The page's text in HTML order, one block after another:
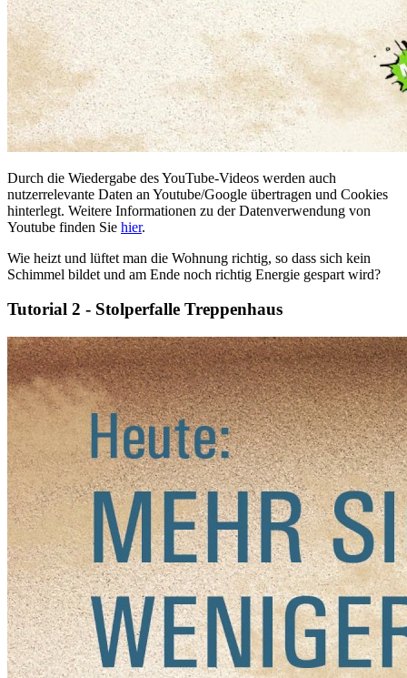
Durch die Wiedergabe des YouTube-Videos werden auch
nutzerrelevante Daten an Youtube/Google übertragen und Cookies
hinterlegt. Weitere Informationen zu der Datenverwendung von
Youtube finden Sie hier.
Wie heizt und lüftet man die Wohnung richtig, so dass sich kein
Schimmel bildet und am Ende noch richtig Energie gespart wird?
Tutorial 2 - Stolperfalle Treppenhaus